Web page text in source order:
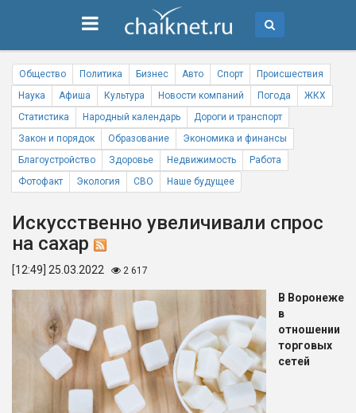
Общество Политика Бизнес Авто Спорт
Происшествия
Наука
Афиша Культура Новости компаний Погода
ЖКХ
Статистика
Народный календарь
Дороги и транспорт
Закон и порядок
Образование
Экономика и финансы
Благоустройство
Здоровье Недвижимость
Работа
Фотофакт
Экология СВО Наше будущее
Искусственно увеличивали спрос
на сахар
[12:49] 25.03.2022 2 617
В Воронеже
в
отношении
торговых
сетей